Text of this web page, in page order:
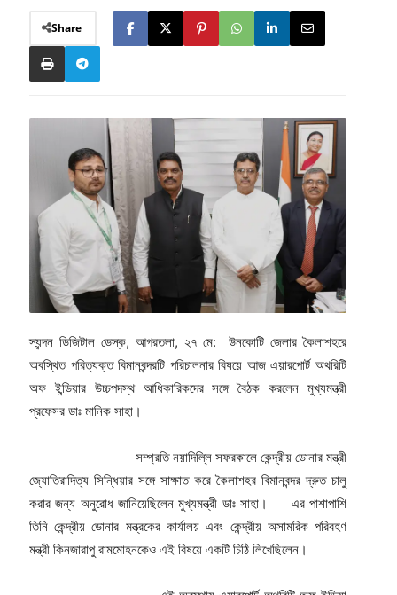
Share
স্যন্দন ডিজিটাল ডেস্ক, আগরতলা, ২৭ মে: উনকোটি জেলার কৈলাশহরে
অবস্থিত পরিত্যক্ত বিমানবন্দরটি পরিচালনার বিষয়ে আজ এয়ারপোর্ট অথরিটি
অফ ইন্ডিয়ার উচ্চপদস্থ আধিকারিকদের সঙ্গে বৈঠক করলেন মুখ্যমন্ত্রী
প্রফেসর ডাঃ মানিক সাহা।
সম্প্রতি নয়াদিল্লি সফরকালে কেন্দ্রীয় ডোনার মন্ত্রী
জ্যোতিরাদিত্য সিন্ধিয়ার সঙ্গে সাক্ষাত করে কৈলাশহর বিমানবন্দর দ্রুত চালু
করার জন্য অনুরোধ জানিয়েছিলেন মুখ্যমন্ত্রী ডাঃ সাহা। এর পাশাপাশি
তিনি কেন্দ্রীয় ডোনার মন্ত্রকের কার্যালয় এবং কেন্দ্রীয় অসামরিক পরিবহণ
মন্ত্রী কিনজারাপু রামমোহনকেও এই বিষয়ে একটি চিঠি লিখেছিলেন।